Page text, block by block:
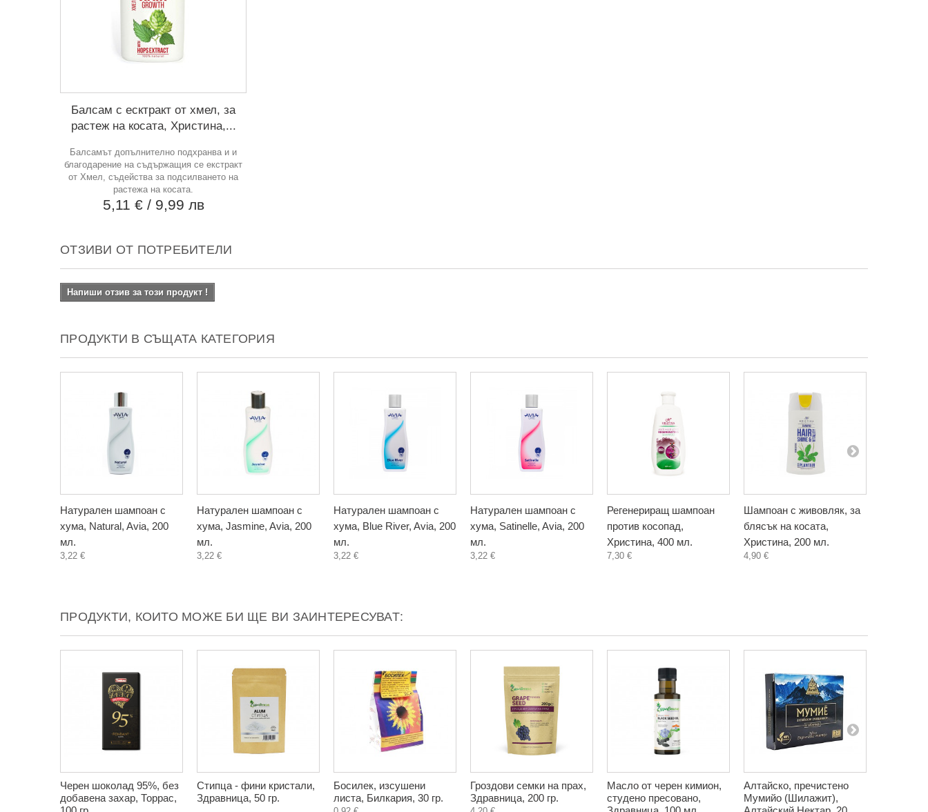
Балсам с есктракт от хмел, за
растеж на косата, Христина,...
Балсамът допълнително подхранва и и
благодарение на съдържащия се екстракт
от Хмел, съдейства за подсилването на
растежа на косата.
5,11 € / 9,99 лв
ОТЗИВИ ОТ ПОТРЕБИТЕЛИ
Напиши отзив за този продукт !
ПРОДУКТИ В СЪЩАТА КАТЕГОРИЯ
Натурален шампоан с
хума, Natural, Avia, 200
мл.
3,22 €
Натурален шампоан с
хума, Jasmine, Avia, 200
мл.
3,22 €
Натурален шампоан с
хума, Blue River, Avia, 200
мл.
3,22 €
Натурален шампоан с
хума, Satinelle, Avia, 200
мл.
3,22 €
Регенериращ шампоан
против косопад,
Христина, 400 мл.
7,30 €
Шампоан с живовляк, за
блясък на косата,
Христина, 200 мл.
4,90 €
ПРОДУКТИ, КОИТО МОЖЕ БИ ЩЕ ВИ ЗАИНТЕРЕСУВАТ:
Черен шоколад 95%, без
добавена захар, Торрас,
Стипца - фини кристали,
Здравница, 50 гр.
Босилек, изсушени
листа, Билкария, 30 гр.
Гроздови семки на прах,
Здравница, 200 гр.
Масло от черен кимион,
студено пресовано,
Алтайско, пречистено
Мумийо (Шилажит),